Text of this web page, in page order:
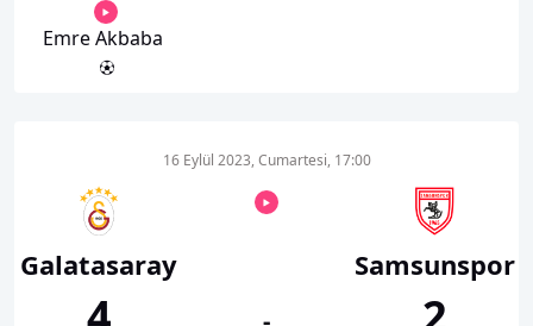
Emre Akbaba
Galatasaray
16 Eylül 2023, Cumartesi, 17:00
Samsunspor